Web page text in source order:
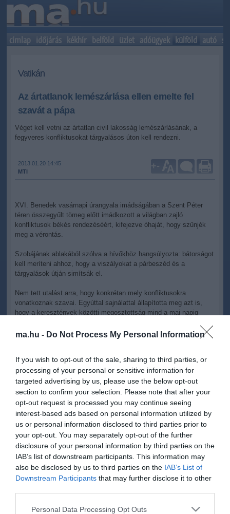
ma.hu - Do Not Process My Personal Information
If you wish to opt-out of the sale, sharing to third parties, or
processing of your personal or sensitive information for
targeted advertising by us, please use the below opt-out
section to confirm your selection. Please note that after your
opt-out request is processed you may continue seeing
interest-based ads based on personal information utilized by
us or personal information disclosed to third parties prior to
your opt-out. You may separately opt-out of the further
disclosure of your personal information by third parties on the
IAB’s list of downstream participants. This information may
also be disclosed by us to third parties on the IAB’s List of
Downstream Participants that may further disclose it to other
Please note that this website/app uses one or more Google
Personal Data Processing Opt Outs
címlap időjárás kékhír belföld üzlet adóügyek külföld autó
Vatikán
Az ártatlanok lemészárlása ellen emelte fel
szavát a pápa
Véget kell vetni az ártatlan civil lakosság lemészárlásának, a
fegyveres konfliktusokat tárgyalásos úton kell rendezni.
2013.01.20 14:45
MTI
+-
XVI. Benedek vasárnapi úrangyala imádságában a Szent Péter
téren összegyűlt tömeg előtt imádkozott a világban zajló
konfliktusok békés rendezéséért, kifejezve óhaját, hogy szűnjék
meg a vérontás.
Szobájának ablakából szólva a hívőkhöz hangsúlyozta: bátorságot
kell meríteni ahhoz, hogy a viszályokat a párbeszéd és a
tárgyalások útján simítsák el.
Nem tett utalást arra, hogy konkrétan mely konfliktusokra
vonatkoznak szavai. Egyúttal sajnálattal állapította meg azt is,
hogy a keresztények közötti megosztottság mind a mai napig
Ezért felszólította a hívőket, hogy imádkozzanak a keresztények
és 25. között az idén is megrendezik a keresztény egységhetet.
Kapcsolódó írások:
XVI. Benedek már csaknem 2,5 millió követőt számlál a
Twitteren
Vatikáni, kínai és orosz újévi köszöntők